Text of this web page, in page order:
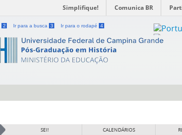
Simplifique! Comunica BR
2 Ir para a busca 3 Ir para o rodapé 4
SEI! CALENDÁRIOS